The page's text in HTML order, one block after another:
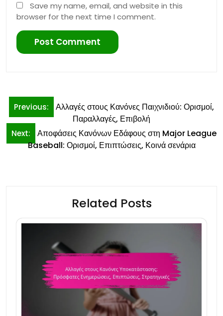
Save my name, email, and website in this
browser for the next time I comment.
Post
navigation
Previous:
Αλλαγές στους Κανόνες Παιχνιδιού: Ορισμοί,
Παραλλαγές, Επιβολή
Next:
Αποφάσεις Κανόνων Εδάφους στη Major League
Baseball: Ορισμοί, Επιπτώσεις, Κοινά σενάρια
Related Posts